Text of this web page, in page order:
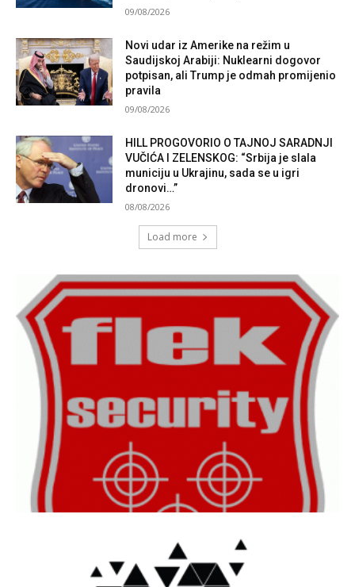
09/08/2026
Novi udar iz Amerike na režim u
Saudijskoj Arabiji: Nuklearni dogovor
potpisan, ali Trump je odmah promijenio
pravila
09/08/2026
HILL PROGOVORIO O TAJNOJ SARADNJI
VUČIĆA I ZELENSKOG: “Srbija je slala
municiju u Ukrajinu, sada se u igri
dronovi…”
08/08/2026
Load more